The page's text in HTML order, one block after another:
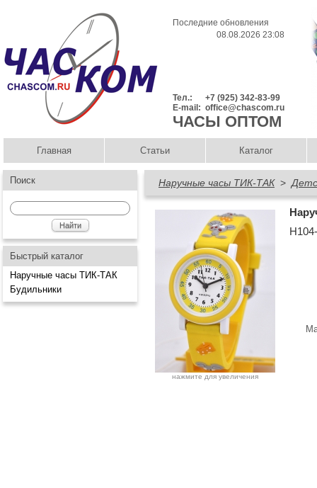
Последние обновления
08.08.2026 23:08
Тел.:
+7 (925) 342-83-99
E-mail: office@chascom.ru
ЧАСЫ ОПТОМ
Главная Статьи Каталог
Поиск
Быстрый каталог
Наручные часы ТИК-ТАК
Будильники
Наручные часы ТИК-ТАК>
нажмите для увеличения